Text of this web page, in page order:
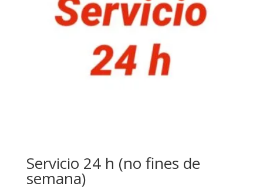
Servicio 24 h (no fines de
semana)